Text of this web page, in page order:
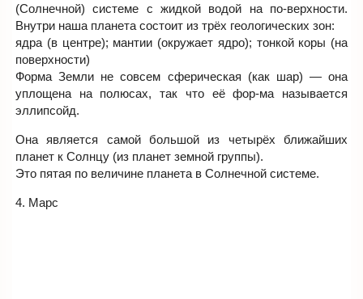
(Солнечной) системе с жидкой водой на по-верхности.
Внутри наша планета состоит из трёх геологических зон:
ядра (в центре); мантии (окружает ядро); тонкой коры (на
поверхности)
Форма Земли не совсем сферическая (как шар) — она
уплощена на полюсах, так что её фор-ма называется
эллипсойд.
Она является самой большой из четырёх ближайших
планет к Солнцу (из планет земной группы).
Это пятая по величине планета в Солнечной системе.
4. Марс